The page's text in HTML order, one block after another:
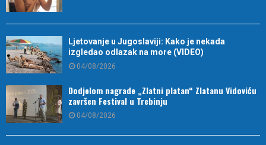
Ljetovanje u Jugoslaviji: Kako je nekada
izgledao odlazak na more (VIDEO)
04/08/2026
Dodjelom nagrade „Zlatni platan“ Zlatanu Vidoviću
završen Festival u Trebinju
04/08/2026